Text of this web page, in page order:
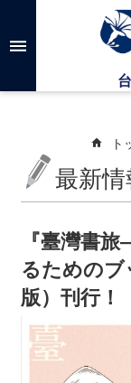
メインのコンテ
高
検
台
セ
ン
タ
ト
最新情
『臺灣書
るためのブ
版）刊行！